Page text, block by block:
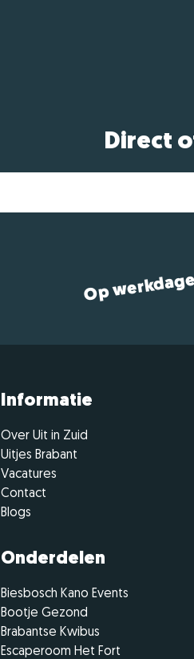
Direct
Op
Informatie
Over Uit in Zuid
Uitjes Brabant
Vacatures
Contact
Blogs
Onderdelen
Biesbosch Kano Events
Bootje Gezond
Brabantse Kwibus
Escaperoom Het Fort